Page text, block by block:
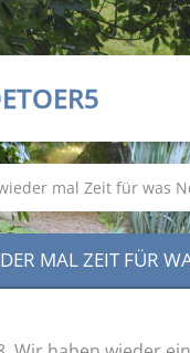
mal Zeit für was
MAL ZEIT FÜR